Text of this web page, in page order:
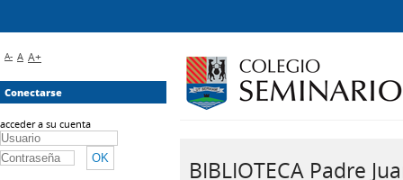
BIBLIOTECA Padre
A- A A+
Conectarse
acceder a su cuenta